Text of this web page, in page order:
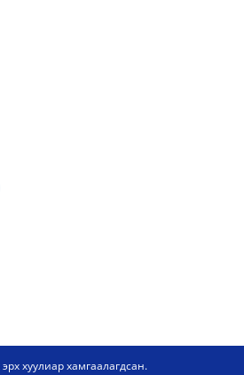
хуулиар хамгаалагдсан.